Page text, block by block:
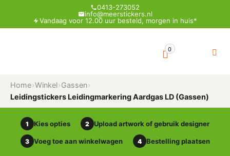
0413-273052
info@meerstickers.nl
Vandaag voor 12.00 uur besteld, morgen in huis*
0
Home›Winkel›Gassen›
Leidingstickers Leidingmarkering Aardgas LD (Gassen)
1 Kies opties 2 Upload artwork of gebruik designer
3 Voeg toe aan winkelwagen 4 Bestelling plaatsen